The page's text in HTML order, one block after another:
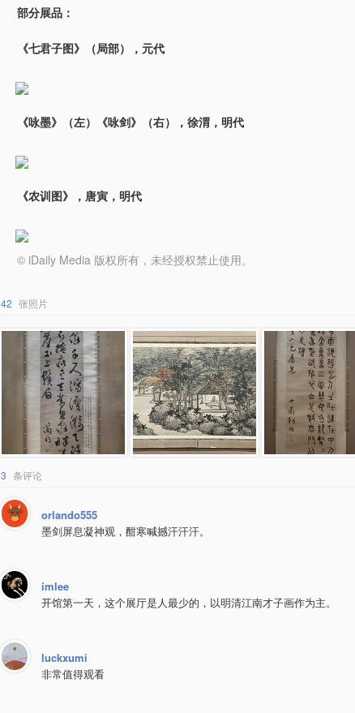
部分展品：
《七君子图》（局部），元代
《咏墨》（左）《咏剑》（右），徐渭，明代
《农训图》，唐寅，明代
© iDaily Media 版权所有，未经授权禁止使用。
42 张照片
3 条评论
orlando555
墨剑屏息凝神观，酣寒喊撼汗汗汗。
imlee
开馆第一天，这个展厅是人最少的，以明清江南才子画作为主。
luckxumi
非常值得观看